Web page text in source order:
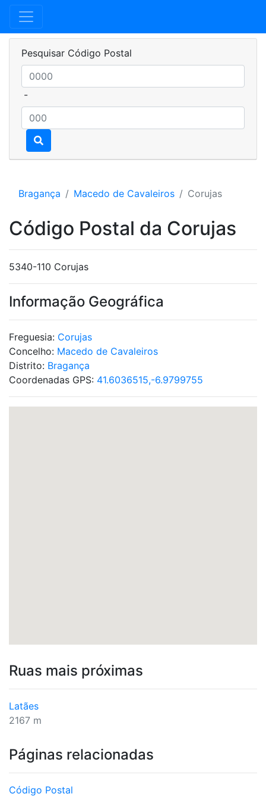
Pesquisar Código Postal
-
Bragança Macedo de Cavaleiros Corujas
Código Postal da Corujas
5340-110 Corujas
Informação Geográfica
Freguesia: Corujas
Concelho: Macedo de Cavaleiros
Distrito: Bragança
Coordenadas GPS: 41.6036515,-6.9799755
Ruas mais próximas
Latães
2167 m
Páginas relacionadas
Código Postal